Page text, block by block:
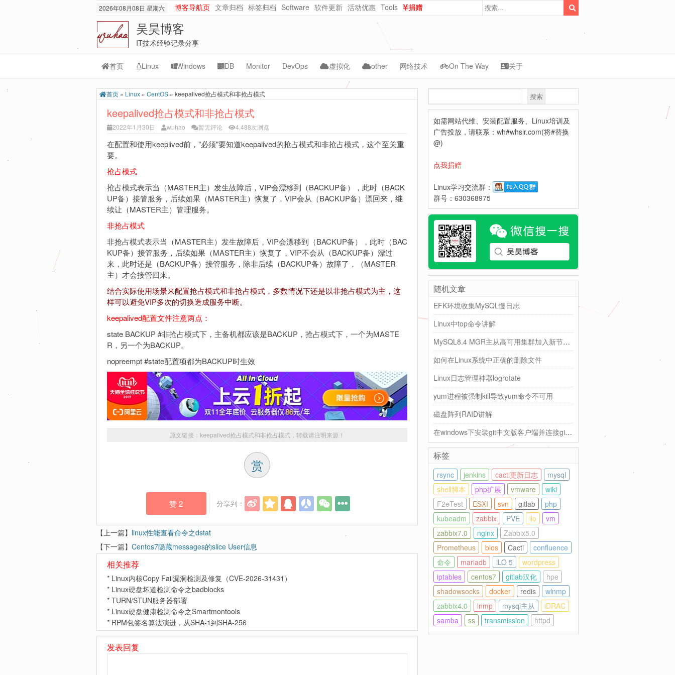
2026年08月08日 星期六 博客导航页 文章归档 标签归档 Software 软件更新 活动优惠 Tools
捐赠
吴昊博客
IT技术经验记录分享
首页 Linux
Transmission
lnmp
git-svn
Windows DB
MySQL
MongoDB
Monitor
Cacti
Grafana
Prometheus
DevOps
Jenkins
ceph
虚拟化
vmware
OpenNebula
other
AI
Website-Data
dell
网络技术
CMS
synology
On The Way 关于
首页 » Linux » CentOS » keepalived抢占模式和非抢占模式
keepalived抢占模式和非抢占模式
2022年1月30日 wuhao 暂无评论 4,488次浏览
在配置和使用keeplived前，"必须"要知道keepalived的抢占模式和非抢占模式，这个至关重
要。
抢占模式
抢占模式表示当（MASTER主）发生故障后，VIP会漂移到（BACKUP备），此时（BACK
UP备）接管服务，后续如果（MASTER主）恢复了，VIP会从（BACKUP备）漂回来，继
续让（MASTER主）管理服务。
非抢占模式
非抢占模式表示当（MASTER主）发生故障后，VIP会漂移到（BACKUP备），此时（BAC
KUP备）接管服务，后续如果（MASTER主）恢复了，VIP不会从（BACKUP备）漂过
来，此时还是（BACKUP备）接管服务，除非后续（BACKUP备）故障了，（MASTER
主）才会接管回来。
结合实际使用场景来配置抢占模式和非抢占模式，多数情况下还是以非抢占模式为主，这
样可以避免VIP多次的切换造成服务中断。
keepalived配置文件注意两点：
state BACKUP #非抢占模式下，主备机都应该是BACKUP，抢占模式下，一个为MASTE
R，另一个为BACKUP。
nopreempt #state配置项都为BACKUP时生效
原文链接： keepalived抢占模式和非抢占模式 ，转载请注明来源！
赏
赞2 分享到：
【上一篇】 linux性能查看命令之dstat
【下一篇】 Centos7隐藏messages的slice User信息
相关推荐
* Linux内核Copy Fail漏洞检测及修复（CVE-2026-31431）
* Linux硬盘坏道检测命令之badblocks
* TURN/STUN服务器部署
* Linux硬盘健康检测命令之Smartmontools
* RPM包签名算法演进，从SHA-1到SHA-256
发表回复
索
搜索
如需网站代维、安装配置服务、Linux培训及
广告投放，请联系：wh#whsir.com(将#替换
@)
点我捐赠
Linux学习交流群：
群号：630368975
随机文章
EFK环境收集MySQL慢日志
Linux中top命令讲解
MySQL8.4 MGR主从高可用集群加入新节点（基于wlnmp源）
如何在Linux系统中正确的删除文件
Linux日志管理神器logrotate
yum进程被强制kill导致yum命令不可用
磁盘阵列RAID讲解
在windows下安装git中文版客户端并连接gitlab
标签
rsync jenkins cacti更新日志
mysql
shell脚本
php扩展 vmware
wiki
F2eTest
ESXI svn gitlab
php
kubeadm
zabbix PVE ilo
vm
zabbix7.0
nginx
Zabbix5.0
Prometheus
bios Cacti
confluence
命令
mariadb iLO 5
wordpress
iptables
centos7 gitlab汉化
hpe
shadowsocks
docker redis
wlnmp
zabbix4.0
lnmp mysql主从
iDRAC
samba
ss transmission httpd